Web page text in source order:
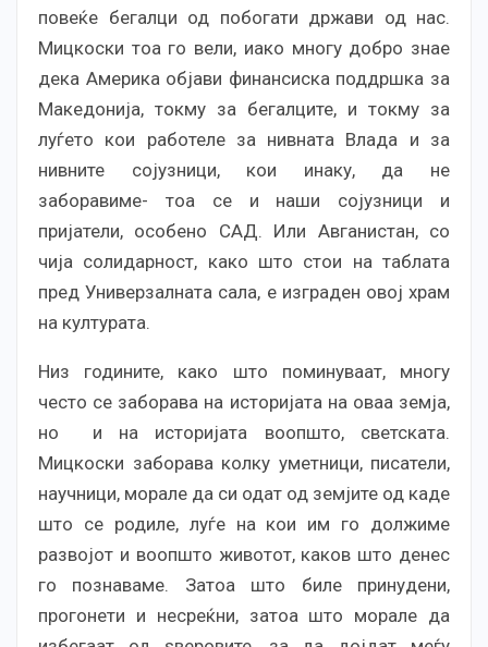
повеќе бегалци од побогати држави од нас.
Мицкоски тоа го вели, иако многу добро знае
дека Америка објави финансиска поддршка за
Македонија, токму за бегалците, и токму за
луѓето кои работеле за нивната Влада и за
нивните сојузници, кои инаку, да не
заборавиме- тоа се и наши сојузници и
пријатели, особено САД. Или Авганистан, со
чија солидарност, како што стои на таблата
пред Универзалната сала, е изграден овој храм
на културата.
Низ годините, како што поминуваат, многу
често се заборава на историјата на оваа земја,
но и на историјата воопшто, светската.
Мицкоски заборава колку уметници, писатели,
научници, морале да си одат од земјите од каде
што се родиле, луѓе на кои им го должиме
развојот и воопшто животот, каков што денес
го познаваме. Затоа што биле принудени,
прогонети и несреќни, затоа што морале да